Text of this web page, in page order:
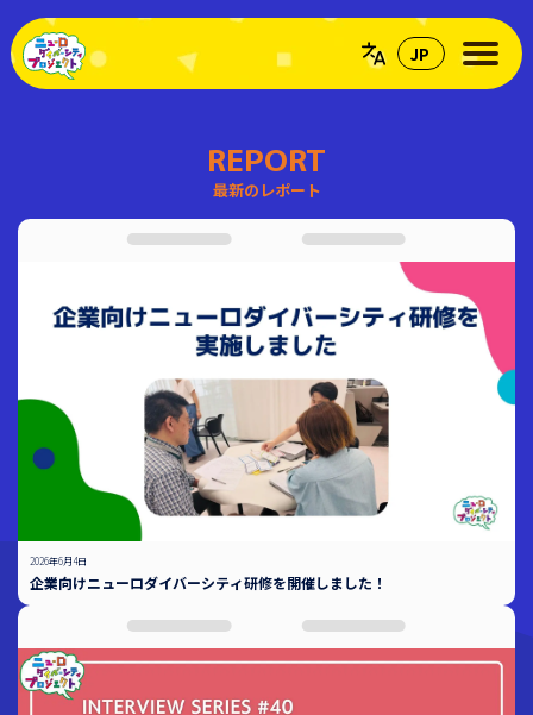
REPORT
最新のレポート
2026年6月4日
企業向けニューロダイバーシティ研修を開催しました！